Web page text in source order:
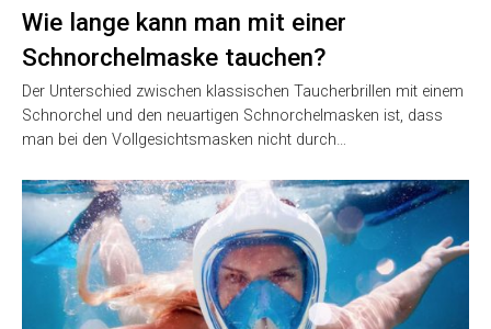
Wie lange kann man mit einer
Schnorchelmaske tauchen?
Der Unterschied zwischen klassischen Taucherbrillen mit einem
Schnorchel und den neuartigen Schnorchelmasken ist, dass
man bei den Vollgesichtsmasken nicht durch…